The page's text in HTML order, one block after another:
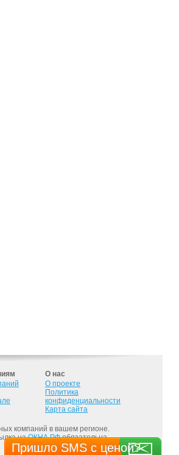
О нас
О проекте
Политика
конфиденциальности
Карта сайта
компаний в вашем регионе.
наОКНА.РФобязательна.
Пришло SMS с ценой?